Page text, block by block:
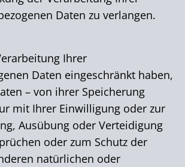
Daten zu verlangen.
Ihrer
Daten eingeschränkt haben,
– von ihrer Speicherung
mit Ihrer Einwilligung oder zur
Ausübung oder Verteidigung
oder zum Schutz der
natürlichen oder